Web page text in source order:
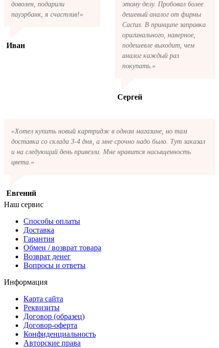
обратная связь, или позвоните.
доволен, подарили
пауэрбанк, я счастлив!»
Иван
этому делу. Пробовал более
дешевый аналог от фирмы
Cactus. В принципе заправка
оригинального, наверное,
подешевле выходит, чем
аналог каждый раз
покупать.»
Сергей
«Хотел купить новый картридж в одном магазине, но там
доставка со склада 3-4 дня, а мне срочно надо было. Тут заказал
и на следующий день привезли. Мне нравится насыщенность
цвета.»
Евгений
Наш сервис
Способы оплаты
Доставка
Гарантия
Обмен / возврат товара
Возврат денег
Вопросы и ответы
Информация
Карта сайта
Реквизиты
Договор (образец)
Договор-оферта
Конфиденциальность
Авторские права